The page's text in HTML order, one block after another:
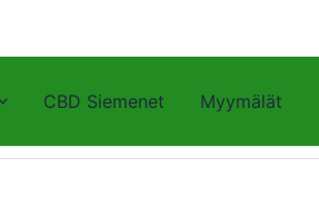
CBD Siemenet Myymälät